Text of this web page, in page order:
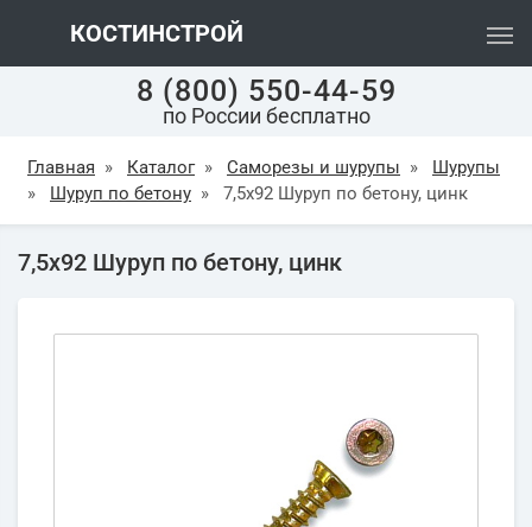
КОСТИНСТРОЙ
8 (800) 550-44-59
по России бесплатно
Главная » Каталог » Саморезы и шурупы »
Шурупы
»
Шуруп по бетону » 7,5х92 Шуруп по бетону, цинк
7,5х92 Шуруп по бетону, цинк